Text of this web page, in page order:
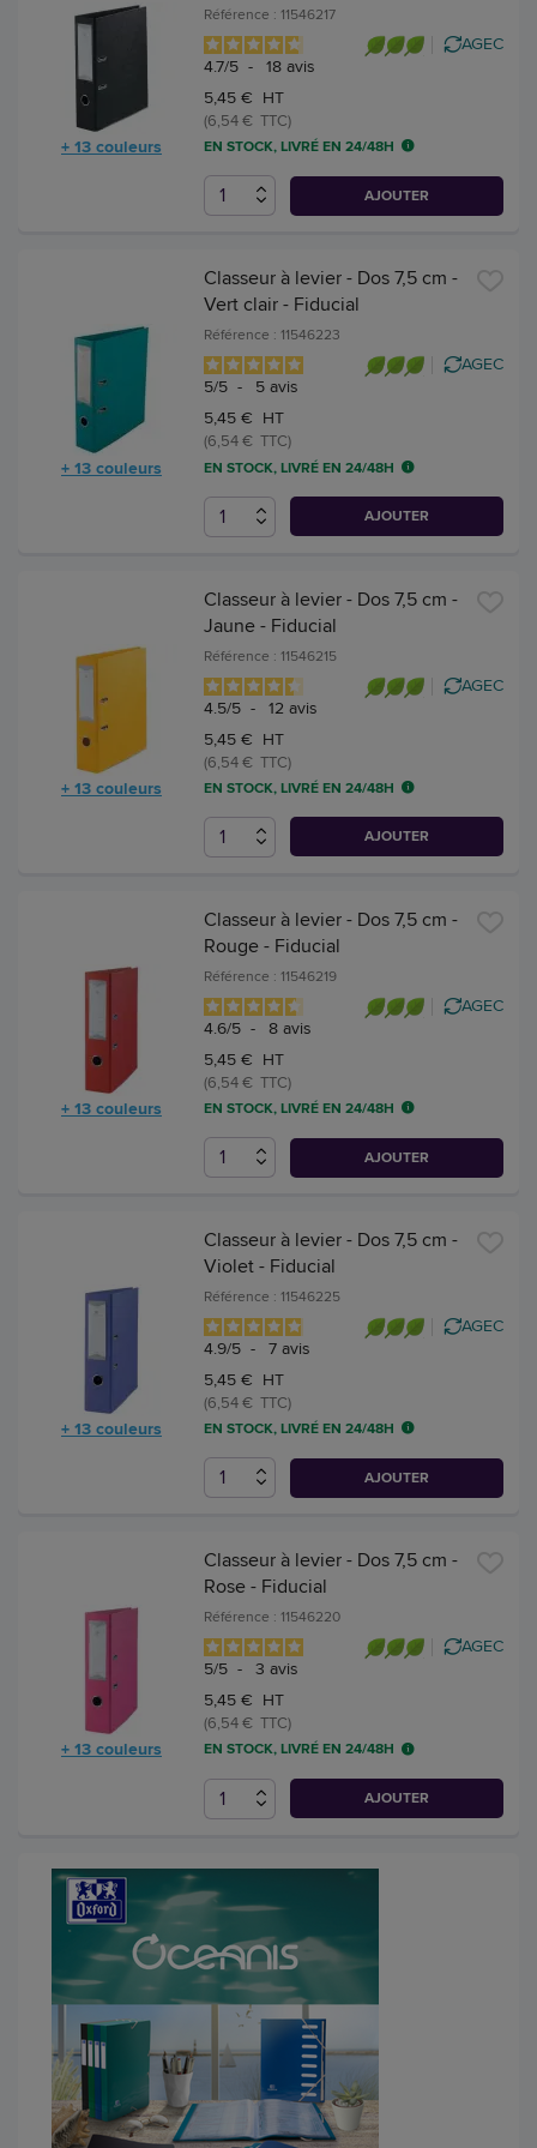
+ 13 couleurs
Référence : 11546217
4.7/5 - 18 avis
AGEC
5,45 € HT
(6,54 € TTC)
EN STOCK, LIVRÉ EN 24/48H
AJOUTER
+ 13 couleurs
Classeur à levier - Dos 7,5 cm -
Vert clair - Fiducial
Référence : 11546223
5/5 - 5 avis
AGEC
5,45 € HT
(6,54 € TTC)
EN STOCK, LIVRÉ EN 24/48H
AJOUTER
+ 13 couleurs
Classeur à levier - Dos 7,5 cm -
Jaune - Fiducial
Référence : 11546215
4.5/5 - 12 avis
AGEC
5,45 € HT
(6,54 € TTC)
EN STOCK, LIVRÉ EN 24/48H
AJOUTER
+ 13 couleurs
Classeur à levier - Dos 7,5 cm -
Rouge - Fiducial
Référence : 11546219
4.6/5 - 8 avis
AGEC
5,45 € HT
(6,54 € TTC)
EN STOCK, LIVRÉ EN 24/48H
AJOUTER
+ 13 couleurs
Classeur à levier - Dos 7,5 cm -
Violet - Fiducial
Référence : 11546225
4.9/5 - 7 avis
AGEC
5,45 € HT
(6,54 € TTC)
EN STOCK, LIVRÉ EN 24/48H
AJOUTER
+ 13 couleurs
Classeur à levier - Dos 7,5 cm -
Rose - Fiducial
Référence : 11546220
5/5 - 3 avis
AGEC
5,45 € HT
(6,54 € TTC)
EN STOCK, LIVRÉ EN 24/48H
AJOUTER